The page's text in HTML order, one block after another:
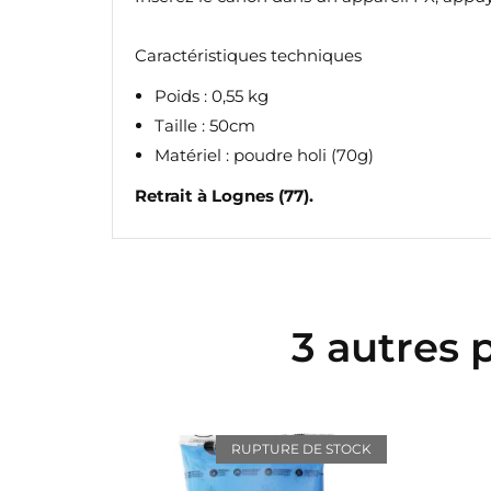
Caractéristiques techniques
Poids : 0,55 kg
Taille : 50cm
Matériel : poudre holi (70g)
Retrait à Lognes (77).
3 autres
RUPTURE DE STOCK